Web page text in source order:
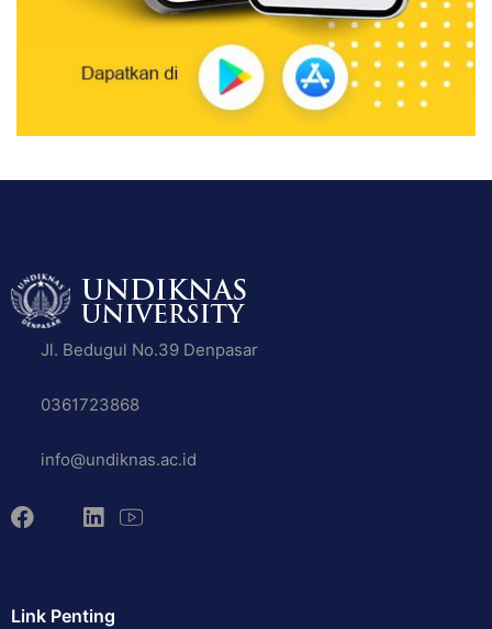
Jl. Bedugul No.39 Denpasar
0361723868
info@undiknas.ac.id
Link Penting